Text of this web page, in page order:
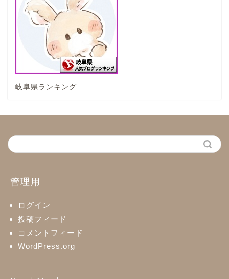
岐阜県ランキング
管理用
ログイン
投稿フィード
コメントフィード
WordPress.org